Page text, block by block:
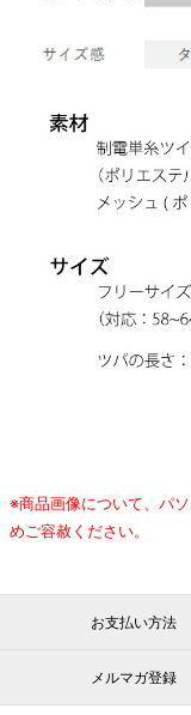
※商品画像について、パ
めご容赦ください。
お支払い方法
メルマガ登録